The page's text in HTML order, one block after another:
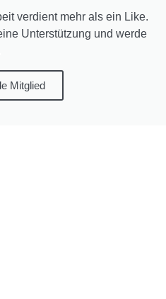
verdient mehr als ein Like.
Unterstützung und werde
Mitglied